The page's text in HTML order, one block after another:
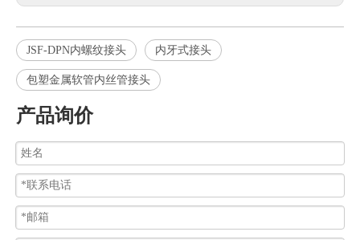
JSF-DPN内螺纹接头 内牙式接头
包塑金属软管内丝管接头
产品询价